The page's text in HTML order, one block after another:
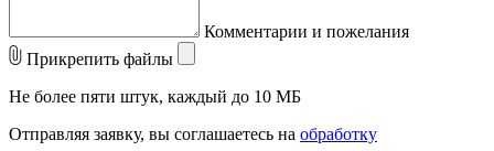
Комментарии и пожелания
Прикрепить файлы
Не более пяти штук, каждый до 10 МБ
Отправляя заявку, вы соглашаетесь на обработку